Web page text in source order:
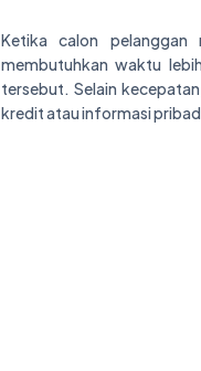
Ketika calon pelanggan
membutuhkan waktu
tersebut. Selain
kredit atau informasi